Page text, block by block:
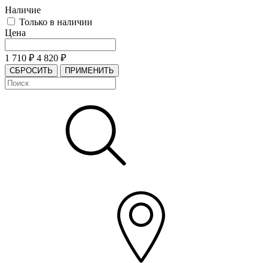
Наличие
Только в наличии
Цена
1 710 ₽ 4 820 ₽
СБРОСИТЬ ПРИМЕНИТЬ